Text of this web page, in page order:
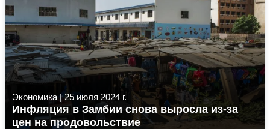
Экономика |25 июля 2024 г.
Инфляция в Замбии снова выросла из-за
цен на продовольствие